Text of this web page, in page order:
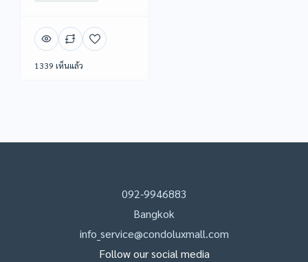
1339 เห็นแล้ว
092-9946883
Bangkok
info_service@condoluxmall.com
Follow our social media